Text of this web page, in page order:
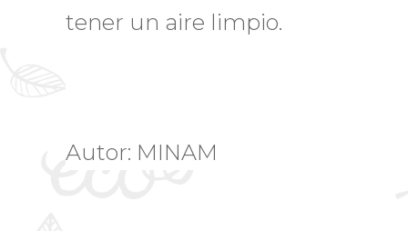
tener un aire limpio.
Autor: MINAM